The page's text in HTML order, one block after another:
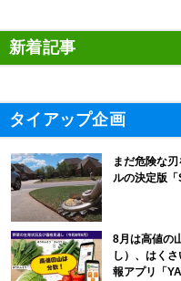
新着記事
タイアップ企画
まだ危険な
ルの決定版「
8月は高値の
し）、はく
報アプリ「